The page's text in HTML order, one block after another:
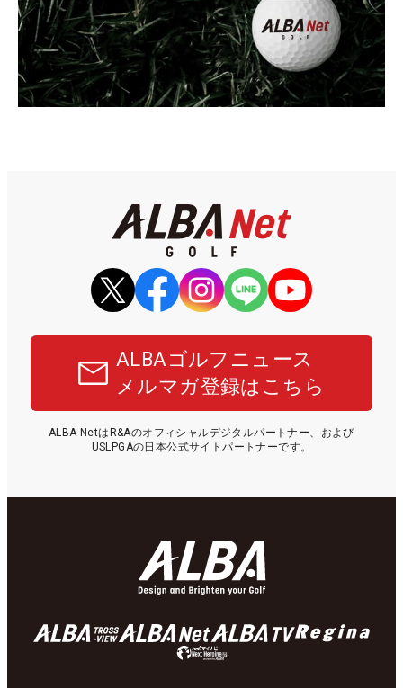
ALBAゴルフニュース
メルマガ登録はこちら
ALBA NetはR&Aのオフィシャルデジタルパートナー、および
USLPGAの日本公式サイトパートナーです。